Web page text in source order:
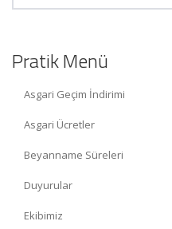
Pratik Menü
Asgari Geçim İndirimi
Asgari Ücretler
Beyanname Süreleri
Duyurular
Ekibimiz